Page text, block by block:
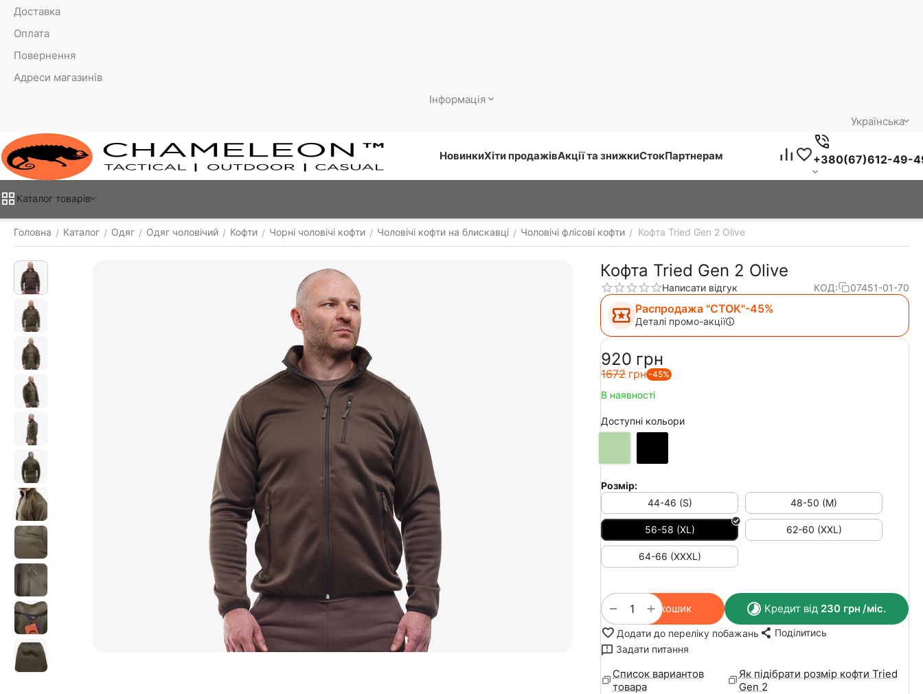
Доставка
Оплата
Повернення
Адреси магазинів
Інформація
Українська
НовинкиХіти продажівАкції та знижкиСтокПартнерам +380(67)612-49-
Каталог товарiв
Головна / Каталог / Одяг / Одяг чоловічий / Кофти / Чорні чоловічі кофти / Чоловічі кофти на блискавці / Чоловічі флісові кофти / Кофта Tried Gen 2 Olive
Кофта Tried Gen 2 Olive
Написати відгук КОД: 07451-01-70
Распродажа "СТОК"-45%
Деталі промо-акції
‍920‍ грн
‍1672‍ грн -45%
В наявності
Доступні кольори
Розмір:
44-46 (S)
48-50 (M)
56-58 (XL) 62-60 (XXL)
64-66 (XXXL)
+
− У кошик Кредит від 230 грн /міс.
Додати до переліку побажань
Поділитись
Задати питання
Список вариантов
товара
Як підібрати розмір кофти Tried
Gen 2